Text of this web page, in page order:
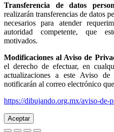
Transferencia de datos
realizarán transferencias de datos
necesarios para atender
autoridad competente, que
motivados.
Modificaciones al Aviso de
el derecho de efectuar, en
actualizaciones a este Aviso
notificarán al correo electrónico
https://dibujando.org.mx/aviso-de-
Aceptar